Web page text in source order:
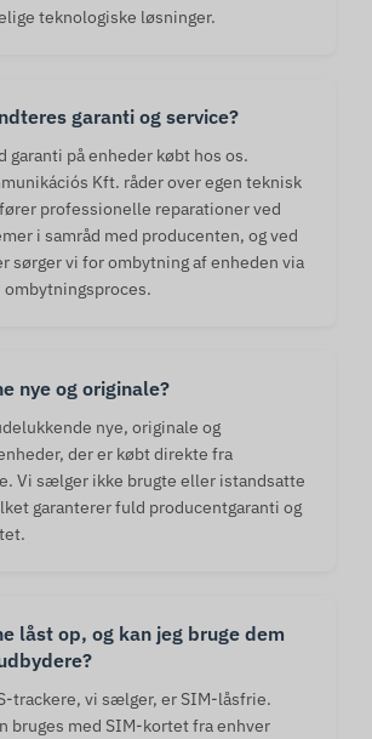
teknologiske løsninger.
garanti og service?
garanti på enheder købt hos os.
Kft. råder over egen teknisk
professionelle reparationer ved
i samråd med producenten, og ved
sørger vi for ombytning af enheden via
nye og originale?
nye, originale og
der er købt direkte fra
Vi sælger ikke brugte eller istandsatte
garanterer fuld producentgaranti og
låst op, og kan jeg bruge dem
trackere, vi sælger, er SIM-låsfrie.
bruges med SIM-kortet fra enhver